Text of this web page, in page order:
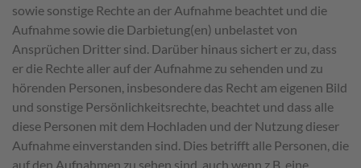
sowie sonstige Rechte an der Aufnahme beachtet und die
Aufnahme sowie die Darbietung(en) unbelastet von
Ansprüchen Dritter sind. Darüber hinaus sichert er zu, dass
er die Rechte aller auf der Aufnahme zu sehenden und zu
hörenden Personen, insbesondere das Recht am eigenen Bild
und sonstige Persönlichkeitsrechte, beachtet und dass alle
diese Personen mit dem Hochladen und der Nutzung dieser
Aufnahme einverstanden sind. Dies betrifft alle Personen, die
auf den Aufnahmen zu sehen sind, auch wenn z.B. eine